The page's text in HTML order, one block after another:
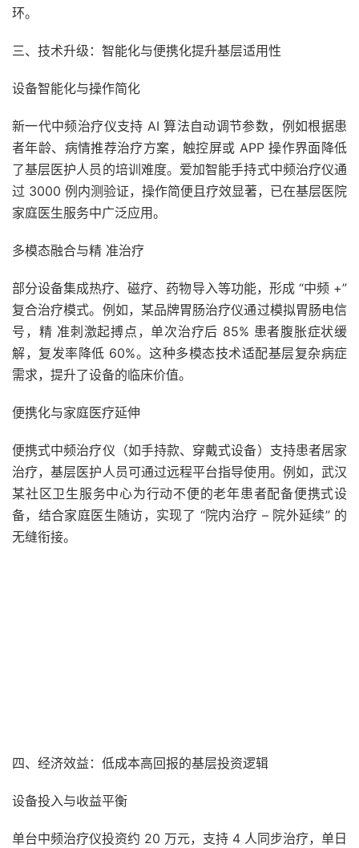
环。
三、技术升级：智能化与便携化提升基层适用性
设备智能化与操作简化
新一代中频治疗仪支持 AI 算法自动调节参数，例如根据患
者年龄、病情推荐治疗方案，触控屏或 APP 操作界面降低
了基层医护人员的培训难度。爱加智能手持式中频治疗仪通
过 3000 例内测验证，操作简便且疗效显著，已在基层医院
家庭医生服务中广泛应用。
多模态融合与精 准治疗
部分设备集成热疗、磁疗、药物导入等功能，形成 “中频 +”
复合治疗模式。例如，某品牌胃肠治疗仪通过模拟胃肠电信
号，精 准刺激起搏点，单次治疗后 85% 患者腹胀症状缓
解，复发率降低 60%。这种多模态技术适配基层复杂病症
需求，提升了设备的临床价值。
便携化与家庭医疗延伸
便携式中频治疗仪（如手持款、穿戴式设备）支持患者居家
治疗，基层医护人员可通过远程平台指导使用。例如，武汉
某社区卫生服务中心为行动不便的老年患者配备便携式设
备，结合家庭医生随访，实现了 “院内治疗 – 院外延续” 的
无缝衔接。
四、经济效益：低成本高回报的基层投资逻辑
设备投入与收益平衡
单台中频治疗仪投资约 20 万元，支持 4 人同步治疗，单日